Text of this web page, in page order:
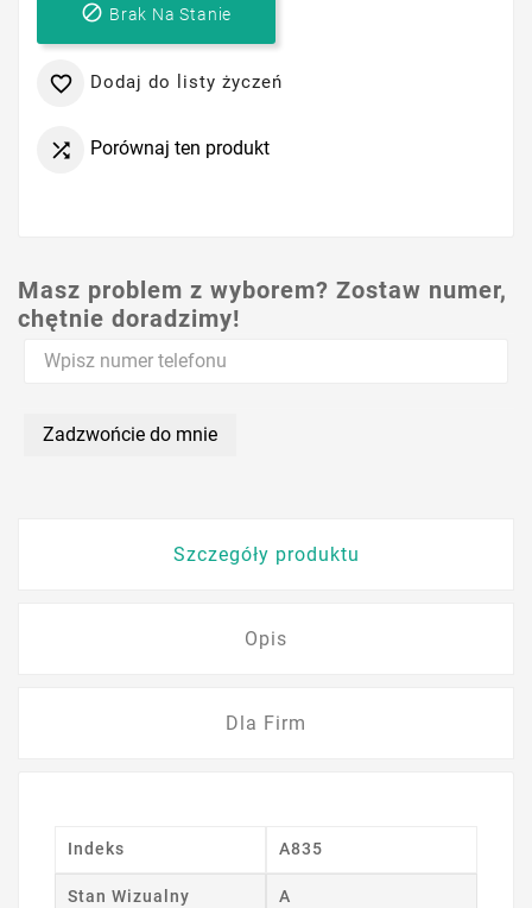
 Brak Na Stanie
 Dodaj do listy życzeń
 Porównaj ten produkt
Masz problem z wyborem? Zostaw numer,
chętnie doradzimy!
Zadzwońcie do mnie
Szczegóły produktu
Opis
Dla Firm
Indeks A835
Stan Wizualny A